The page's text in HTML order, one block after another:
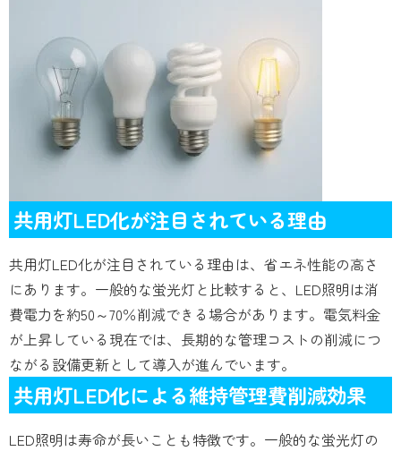
共用灯LED化が注目されている理由
共用灯LED化が注目されている理由は、省エネ性能の高さ
にあります。一般的な蛍光灯と比較すると、LED照明は消
費電力を約50～70％削減できる場合があります。電気料金
が上昇している現在では、長期的な管理コストの削減につ
ながる設備更新として導入が進んでいます。
共用灯LED化による維持管理費削減効果
LED照明は寿命が長いことも特徴です。一般的な蛍光灯の